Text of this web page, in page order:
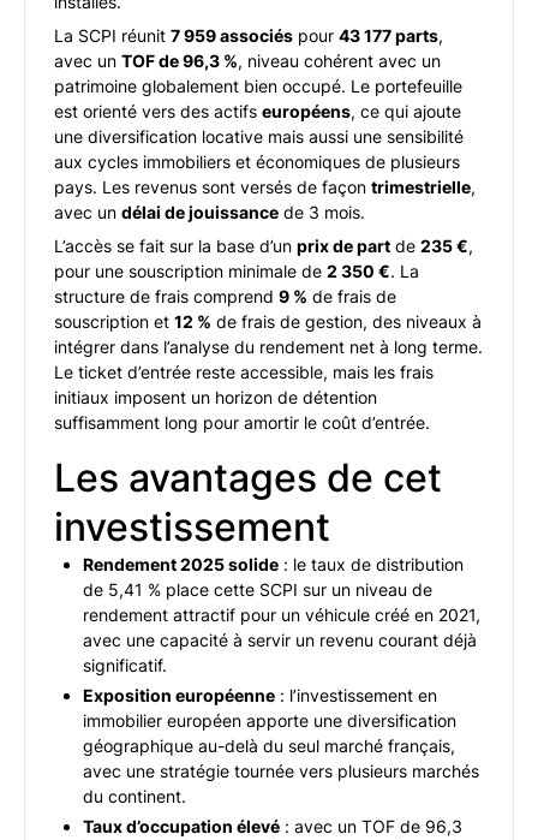
La SCPI réunit 7 959 associés pour 43 177 parts,
avec un TOF de 96,3 %, niveau cohérent avec un
patrimoine globalement bien occupé. Le portefeuille
est orienté vers des actifs européens, ce qui ajoute
une diversification locative mais aussi une sensibilité
aux cycles immobiliers et économiques de plusieurs
pays. Les revenus sont versés de façon trimestrielle,
avec un délai de jouissance de 3 mois.
L’accès se fait sur la base d’un prix de part de 235 €,
pour une souscription minimale de 2 350 €. La
structure de frais comprend 9 % de frais de
souscription et 12 % de frais de gestion, des niveaux à
intégrer dans l’analyse du rendement net à long terme.
Le ticket d’entrée reste accessible, mais les frais
initiaux imposent un horizon de détention
suffisamment long pour amortir le coût d’entrée.
Les avantages de cet
investissement
Rendement 2025 solide : le taux de distribution
de 5,41 % place cette SCPI sur un niveau de
rendement attractif pour un véhicule créé en 2021,
avec une capacité à servir un revenu courant déjà
significatif.
Exposition européenne : l’investissement en
immobilier européen apporte une diversification
géographique au-delà du seul marché français,
avec une stratégie tournée vers plusieurs marchés
du continent.
Taux d’occupation élevé : avec un TOF de 96,3